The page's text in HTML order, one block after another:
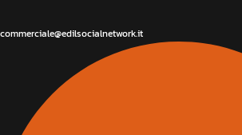
commerciale@edilsocialnetwork.it